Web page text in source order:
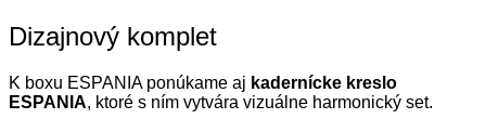
Dizajnový komplet
K boxu ESPANIA ponúkame aj kadernícke kreslo
ESPANIA, ktoré s ním vytvára vizuálne harmonický set.